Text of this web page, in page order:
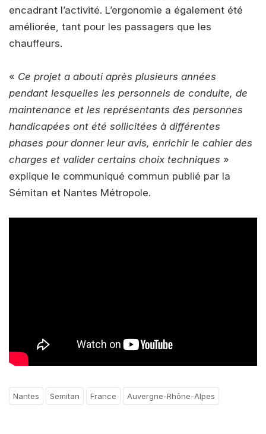
encadrant l’activité. L’ergonomie a également été
améliorée, tant pour les passagers que les
chauffeurs.
« Ce projet a abouti après plusieurs années
pendant lesquelles les personnels de conduite, de
maintenance et les représentants des personnes
handicapées ont été sollicitées à différentes
phases pour donner leur avis, enrichir le cahier des
charges et valider certains choix techniques »
explique le communiqué commun publié par la
Sémitan et Nantes Métropole.
Nantes Semitan France Auvergne-Rhône-Alpes